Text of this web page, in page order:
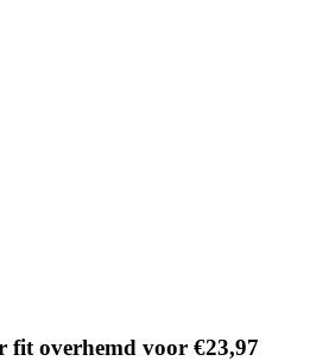
fit overhemd voor €23,97